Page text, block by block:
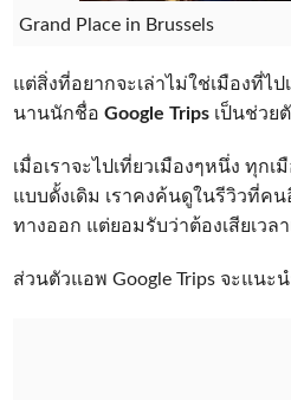
Grand Place in Brussels
แต่สิ่งที่อยากจะเล่าไม่ใช่เมืองที่ไ
นานนักชื่อGoogle Trips เป็นช่วย
เมื่อเราจะไปเที่ยวเมืองๆหนึ่ง ทุก
แบบดั้งเดิม เราคงค้นดูในรีวิวที่ค
ทางออก แต่ยอมรับว่าต้องเสียเวล
ส่วนตัวแอพ Google Trips จะแนะ